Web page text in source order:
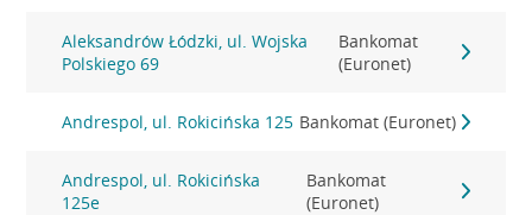
Aleksandrów Łódzki, ul. Wojska
Polskiego 69
Bankomat
(Euronet)
Andrespol, ul. Rokicińska 125 Bankomat (Euronet)
Andrespol, ul. Rokicińska
125e
Bankomat
(Euronet)